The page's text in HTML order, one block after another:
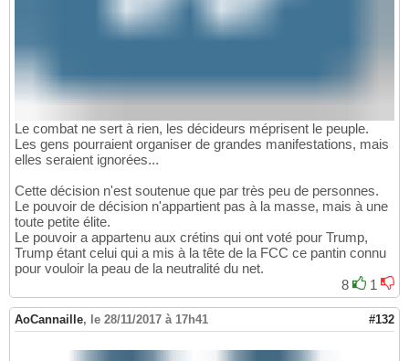
Le combat ne sert à rien, les décideurs méprisent le peuple.
Les gens pourraient organiser de grandes manifestations, mais
elles seraient ignorées...
Cette décision n'est soutenue que par très peu de personnes.
Le pouvoir de décision n'appartient pas à la masse, mais à une
toute petite élite.
Le pouvoir a appartenu aux crétins qui ont voté pour Trump,
Trump étant celui qui a mis à la tête de la FCC ce pantin connu
pour vouloir la peau de la neutralité du net.
8
1
AoCannaille, le 28/11/2017 à 17h41 #132